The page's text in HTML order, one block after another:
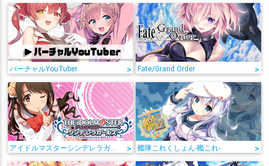
バーチャルYouTuber > Fate/Grand Order >
アイドルマスターシンデレラガールズ > 艦隊これくしょん-艦これ- >